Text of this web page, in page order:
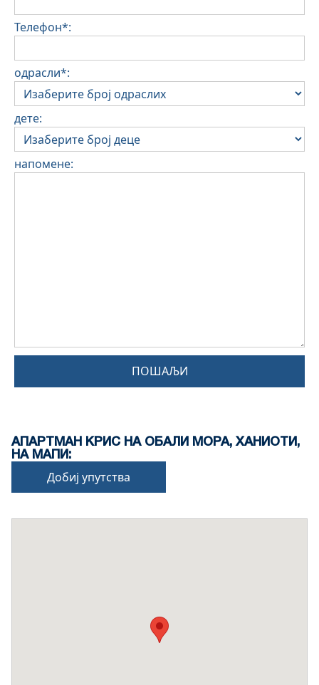
Телефон*:
одрасли*:
дете:
напомене:
ПОШАЉИ
АПАРТМАН КРИС НА ОБАЛИ МОРА, ХАНИОТИ,
НА МАПИ:
Добиј упутства